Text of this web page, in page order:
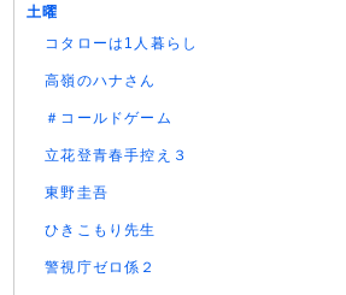
土曜
コタローは1人暮らし
高嶺のハナさん
＃コールドゲーム
立花登青春手控え３
東野圭吾
ひきこもり先生
警視庁ゼロ係２